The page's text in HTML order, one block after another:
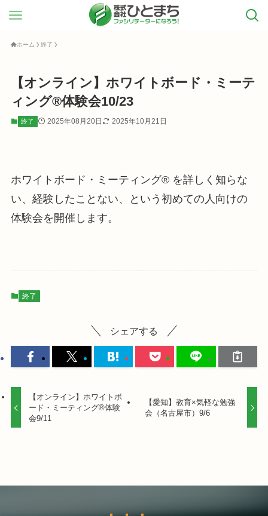
ホーム 終了
【オンライン】ホワイトボード・ミーテ
ィング®体験会10/23
終了 2025年08月20日 2025年10月21日
ホワイトボード・ミーティング®︎ を詳しく知らな
い、経験したことない、という初めての人向けの
体験会を開催します。
終了
シェアする
【オンライン】ホワイトボ
ード・ミーティング®体験
会9/11
【愛知】教育×気軽な勉強
会（名古屋市）9/6